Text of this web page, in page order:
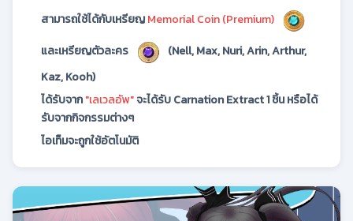
สามารถใช้ได้กับเหรียญMemorial Coin (Premium)
และเหรียญตัวละคร
(Nell, Max, Nuri, Arin, Arthur,
Kaz, Kooh)
ได้รับจาก"เลเวลอัพ"จะได้รับ Carnation Extract 1 ชิ้น หรือได้
รับจากกิจกรรมต่างๆ
ไอเท็มจะถูกใช้อัตโนมัติ